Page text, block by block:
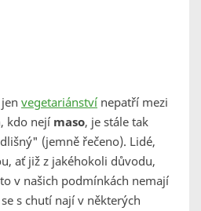
vegetariánství nepatří mezi
kdo nejí maso, je stále tak
(jemně řečeno). Lidé,
ať již z jakéhokoli důvodu,
v našich podmínkách nemají
s chutí nají v některých